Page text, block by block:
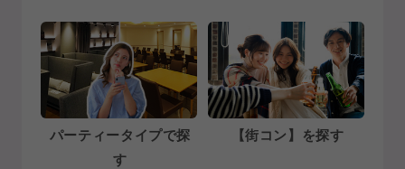
パーティータイプで探
す
【街コン】を探す